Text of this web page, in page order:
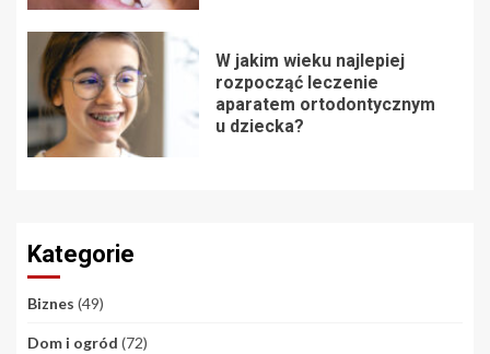
W jakim wieku najlepiej
rozpocząć leczenie
aparatem ortodontycznym
u dziecka?
Kategorie
Biznes (49)
Dom i ogród (72)